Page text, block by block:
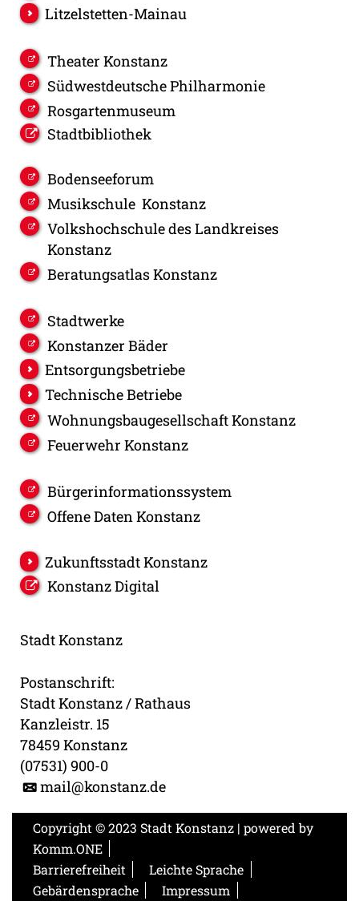
Litzelstetten-Mainau
Theater Konstanz
Südwestdeutsche Philharmonie
Rosgartenmuseum
Stadtbibliothek
Bodenseeforum
Musikschule Konstanz
Volkshochschule des Landkreises
Konstanz
Beratungsatlas Konstanz
Stadtwerke
Konstanzer Bäder
Entsorgungsbetriebe
Technische Betriebe
Wohnungsbaugesellschaft Konstanz
Feuerwehr Konstanz
Bürgerinformationssystem
Offene Daten Konstanz
Zukunftsstadt Konstanz
Konstanz Digital
Stadt Konstanz
Postanschrift:
Stadt Konstanz / Rathaus
Kanzleistr. 15
78459 Konstanz
(07531) 900-0
mail@konstanz.de
Copyright © 2023 Stadt Konstanz | powered by
Komm.ONE
Barrierefreiheit
Leichte Sprache
Gebärdensprache
Impressum